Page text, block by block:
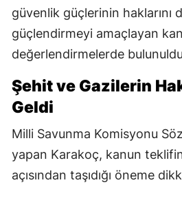
güvenlik güçlerinin haklarını
güçlendirmeyi amaçlayan
değerlendirmelerde
Şehit ve Gazilerin
Geldi
Milli Savunma Komisyonu
yapan Karakoç, kanun
açısından taşıdığı öneme